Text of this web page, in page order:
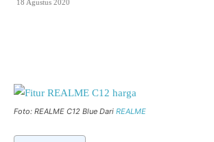
18 Agustus 2020
Foto: REALME C12 Blue Dari REALME